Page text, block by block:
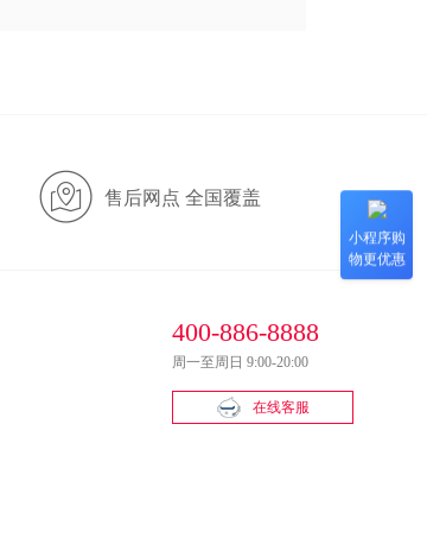
售后网点 全国覆盖
400-886-8888
周一至周日 9:00-20:00
在线客服
小程序购
物更优惠